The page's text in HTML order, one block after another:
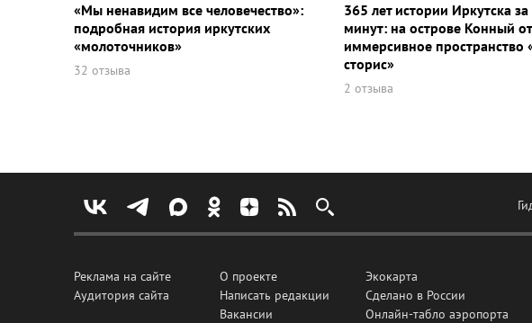
«Мы ненавидим все человечество»:
подробная история иркутских
«молоточников»
32 отзыва
365 лет истории Иркутска
минут: на острове Конный
иммерсивное пространство
сторис»
2 отзыва
Реклама на сайте
Аудитория сайта
О проекте
Написать редакции
Вакансии
Экокарта
Сделано в России
Онлайн-табло аэропорта